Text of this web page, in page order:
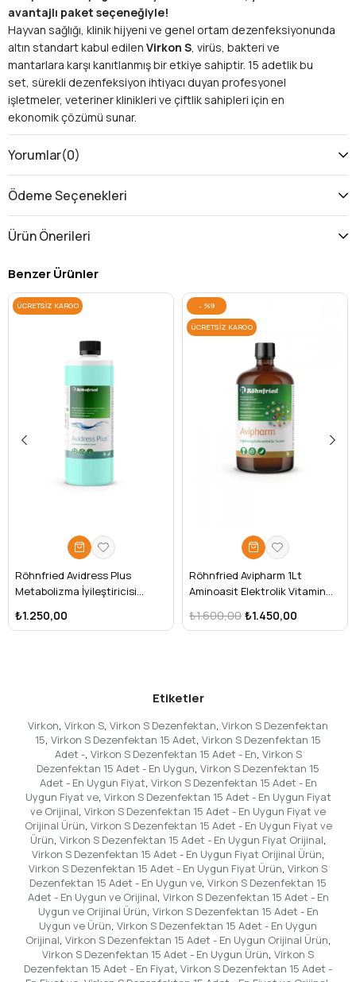
avantajlı paket seçeneğiyle!
Hayvan sağlığı, klinik hijyeni ve genel ortam dezenfeksiyonunda
altın standart kabul edilen Virkon S, virüs, bakteri ve
mantarlara karşı kanıtlanmış bir etkiye sahiptir. 15 adetlik bu
set, sürekli dezenfeksiyon ihtiyacı duyan profesyonel
işletmeler, veteriner klinikleri ve çiftlik sahipleri için en
ekonomik çözümü sunar.
Neden Virkon S Kullanmalısınız?
Geniş Spektrumlu Koruma:
karşı yüksek etki gösterir.
Hızlı ve Etkili:Uygulandıktan sonra kısa sürede
Çok Yönlü Kullanım:
(sisleme) için uygundur.
Güvenli Profil:Doğada biyolojik olarak parçalanabilir;
önerilen oranlarda kullanıldığında insanlar ve hayvanlar
Kolay Hazırlanış:
Su ile kolayca karışır ve pembe
rengiyle aktivitesini (etkinliğini) takip etmenizi sağlar.
Tavuk kümesleri, ahırlar, ağıllar ve
kuluçkahaneler.
Evcil Hayvan: Kedi/köpek yaşam alanları, taşıma
çantaları ve mama kapları.
Veteriner muayenehaneleri ve cerrahi
operasyon alanları.
Paket İçeriği ve Hazırlanışı
Miktar:15 Adet
Uygulama:Standart dezenfeksiyon için genellikle
oranında (10 gram Virkon S için 1 litre su) sulandırılarak
önerilir.
Yorumlar(0)
Ödeme Seçenekleri
Ürün Önerileri
Benzer Ürünler
Röhnfried Avidress Plus
Metabolizma İyileştiricisi
₺1.250,00
ÜCRETSIZ KARGO
Röhnfried Avipharm 1Lt
Aminoasit Elektrolik Vitamin
₺1.450,00
₺1.600,00
%9
ÜCRETSIZ KARGO
Etiketler
Virkon, Virkon S, Virkon S Dezenfektan, Virkon S Dezenfektan
15, Virkon S Dezenfektan 15 Adet, Virkon S Dezenfektan 15
Adet -, Virkon S Dezenfektan 15 Adet - En, Virkon S
Dezenfektan 15 Adet - En Uygun, Virkon S Dezenfektan 15
Adet - En Uygun Fiyat, Virkon S Dezenfektan 15 Adet - En
Uygun Fiyat ve, Virkon S Dezenfektan 15 Adet - En Uygun Fiyat
ve Orijinal, Virkon S Dezenfektan 15 Adet - En Uygun Fiyat ve
Orijinal Ürün, Virkon S Dezenfektan 15 Adet - En Uygun Fiyat ve
Ürün, Virkon S Dezenfektan 15 Adet - En Uygun Fiyat Orijinal,
Virkon S Dezenfektan 15 Adet - En Uygun Fiyat Orijinal Ürün,
Virkon S Dezenfektan 15 Adet - En Uygun Fiyat Ürün, Virkon S
Dezenfektan 15 Adet - En Uygun ve, Virkon S Dezenfektan 15
Adet - En Uygun ve Orijinal, Virkon S Dezenfektan 15 Adet - En
Uygun ve Orijinal Ürün, Virkon S Dezenfektan 15 Adet - En
Uygun ve Ürün, Virkon S Dezenfektan 15 Adet - En Uygun
Orijinal, Virkon S Dezenfektan 15 Adet - En Uygun Orijinal Ürün,
Virkon S Dezenfektan 15 Adet - En Uygun Ürün, Virkon S
Dezenfektan 15 Adet - En Fiyat, Virkon S Dezenfektan 15 Adet -